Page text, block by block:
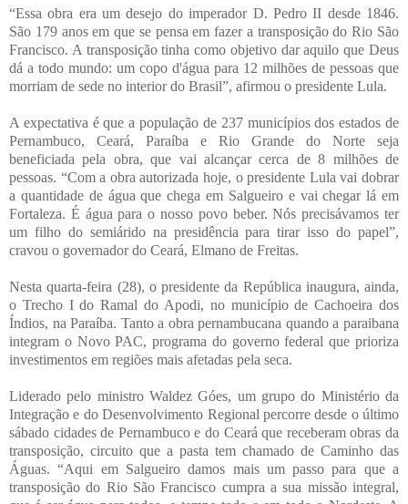
“Essa obra era um desejo do imperador D. Pedro II desde 1846.
São 179 anos em que se pensa em fazer a transposição do Rio São
Francisco. A transposição tinha como objetivo dar aquilo que Deus
dá a todo mundo: um copo d'água para 12 milhões de pessoas que
morriam de sede no interior do Brasil”, afirmou o presidente Lula.
A expectativa é que a população de 237 municípios dos estados de
Pernambuco, Ceará, Paraíba e Rio Grande do Norte seja
beneficiada pela obra, que vai alcançar cerca de 8 milhões de
pessoas. “Com a obra autorizada hoje, o presidente Lula vai dobrar
a quantidade de água que chega em Salgueiro e vai chegar lá em
Fortaleza. É água para o nosso povo beber. Nós precisávamos ter
um filho do semiárido na presidência para tirar isso do papel”,
cravou o governador do Ceará, Elmano de Freitas.
Nesta quarta-feira (28), o presidente da República inaugura, ainda,
o Trecho I do Ramal do Apodi, no município de Cachoeira dos
Índios, na Paraíba. Tanto a obra pernambucana quando a paraibana
integram o Novo PAC, programa do governo federal que prioriza
investimentos em regiões mais afetadas pela seca.
Liderado pelo ministro Waldez Góes, um grupo do Ministério da
Integração e do Desenvolvimento Regional percorre desde o último
sábado cidades de Pernambuco e do Ceará que receberam obras da
transposição, circuito que a pasta tem chamado de Caminho das
Águas. “Aqui em Salgueiro damos mais um passo para que a
transposição do Rio São Francisco cumpra a sua missão integral,